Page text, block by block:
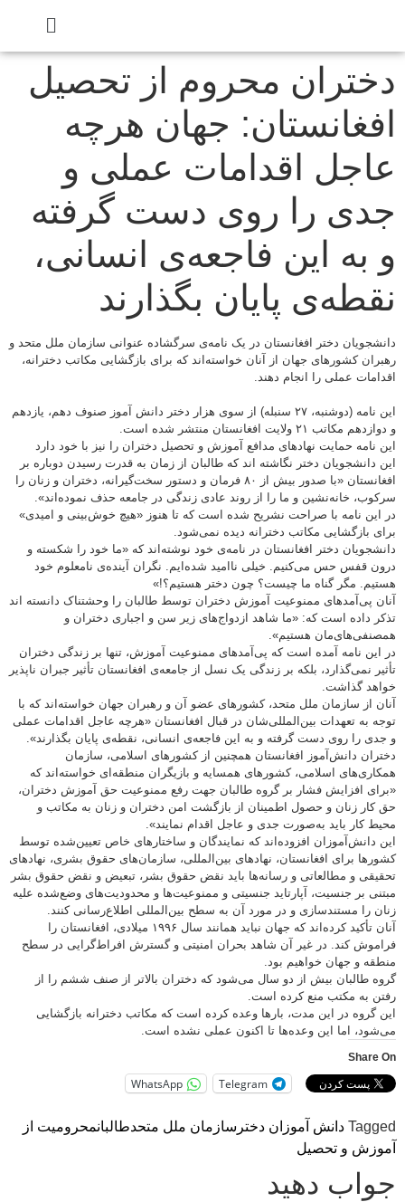
دختران محروم از تحصیل
افغانستان: جهان هرچه
عاجل اقدامات عملی و
جدی را روی دست گرفته
و به این فاجعه‌ی انسانی،
نقطه‌ی پایان بگذارند
دانشجویان دختر افغانستان در یک نامه‌ی سرگشاده عنوانی سازمان ملل متحد و
رهبران کشورهای جهان از آنان خواسته‌اند که برای بازگشایی مکاتب دخترانه،
اقدامات عملی را انجام دهند.
این نامه (دوشنبه، ۲۷ سنبله) از سوی هزار دختر دانش آموز صنوف دهم، یازدهم
و دوازدهم مکاتب ۲۱ ولایت افغانستان منتشر شده است.
این نامه حمایت نهادهای مدافع آموزش و تحصیل دختران را نیز با خود دارد
این دانشجویان دختر نگاشته اند که طالبان از زمان به قدرت رسیدن دوباره بر
افغانستان «با صدور بیش از ۸۰ فرمان و دستور سخت‌گیرانه، دختران و زنان را
سرکوب، خانه‌نشین و ما را از روند عادی زندگی در جامعه حذف نموده‌اند».
در این نامه با صراحت نشریح شده است که تا هنوز «هیچ خوش‌بینی و امیدی»
برای بازگشایی مکاتب دخترانه دیده نمی‌شود.
دانشجویان دختر افغانستان در نامه‌ی خود نوشته‌اند که «ما خود را شکسته و
درون قفس حس می‌کنیم. خیلی ناامید شده‌ایم. نگران آینده‌ی نامعلوم خود
هستیم. مگر گناه ما چیست؟ چون دختر هستیم؟!»
آنان پی‌آمدهای ممنوعیت آموزش دختران توسط طالبان را وحشتناک دانسته اند
تذکر داده است که: «ما شاهد ازدواج‌های زیر سن و اجباری دختران و
همصنفی‌های‌مان هستیم».
در این نامه آمده است که پی‌آمدهای ممنوعیت آموزش، تنها بر زندگی دختران
تأثیر نمی‌گذارد، بلکه بر زندگی یک نسل از جامعه‌ی افغانستان تأثیر جبران ناپذیر
خواهد گذاشت.
آنان از سازمان ملل متحد، کشورهای عضو آن و رهبران جهان خواسته‌اند که با
توجه به تعهدات بین‌المللی‌شان در قبال افغانستان «هرچه عاجل اقدامات عملی
و جدی را روی دست گرفته و به این فاجعه‌ی انسانی، نقطه‌ی پایان بگذارند».
دختران دانش‌آموز افغانستان همچنین از کشورهای اسلامی، سازمان
همکاری‌های اسلامی، کشورهای همسایه و بازیگران منطقه‌ای خواسته‌اند که
«برای افزایش فشار بر گروه طالبان جهت رفع ممنوعیت حق آموزش دختران،
حق کار زنان و حصول اطمینان از بازگشت امن دختران و زنان به مکاتب و
محیط کار باید به‌صورت جدی و عاجل اقدام نمایند».
این دانش‌آموزان افزوده‌اند که نمايندگان و ساختارهای خاص تعیین‌شده توسط
کشورها برای افغانستان، نهادهای بین‌المللی، سازمان‌های حقوق بشری، نهادهای
تحقیقی و مطالعاتی و رسانه‌ها باید نقض‌ حقوق بشر، تبعیض و نقض حقوق بشر
مبتنی بر جنسیت، آپارتاید جنسیتی و ممنوعیت‌ها و محدودیت‌های وضع‌شده علیه
زنان را مستندسازی و در مورد آن به سطح بین‌المللی اطلاع‌رسانی کنند.
آنان تأکید کرده‌اند که جهان نباید همانند سال ۱۹۹۶ میلادی، افغانستان را
فراموش کند. در غیر آن شاهد بحران امنیتی و گسترش افراط‌گرایی در سطح
منطقه و جهان خواهیم بود.
گروه طالبان بیش از دو سال می‌شود که دختران بالاتر از صنف ششم را از
رفتن به مکتب منع کرده‌ است.
این گروه در این مدت، بارها وعده کرده است که مکاتب دخترانه بازگشایی
می‌شود، اما این وعده‌ها تا اکنون عملی نشده است.
Share On
Telegram
WhatsApp
Tagged دانش آموزان دخترسازمان ملل متحدطالبانمحرومیت از
آموزش و تحصیل
جواب دهید